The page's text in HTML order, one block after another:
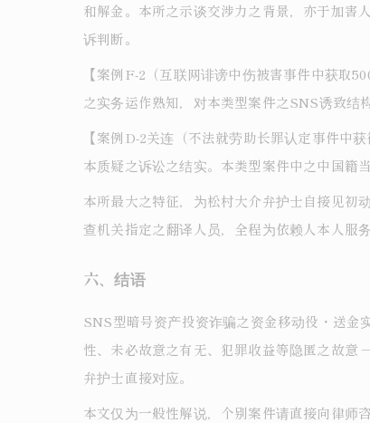
和解金。本所之示谈交涉力之背景，亦于加害
诉判断。
【案例F-2（互联网诽谤中伤被害事件中获取
之实务运作熟知，对本类型案件之SNS诱致结
【案例D-2关连（不法就劳助长罪认定事件中
本质疑之诉讼之结实。本类型案件中之中国籍
本所最大之特征，为松村大介弁护士自接见初
查机关指定之翻译人员，全程为依赖人本人服
六、结语
SNS型暗号资产投资诈骗之资金移动役・送金
性、未必故意之有无、犯罪收益等隐匿之故意
弁护士直接对应。
本文仅为一般性解说，个别案件请直接向律师咨